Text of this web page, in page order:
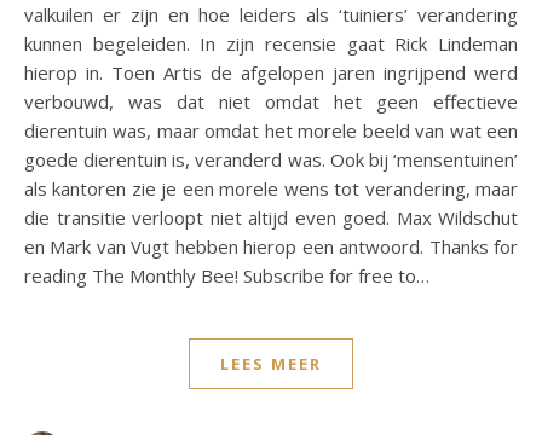
valkuilen er zijn en hoe leiders als ‘tuiniers’ verandering
kunnen begeleiden. In zijn recensie gaat Rick Lindeman
hierop in. Toen Artis de afgelopen jaren ingrijpend werd
verbouwd, was dat niet omdat het geen effectieve
dierentuin was, maar omdat het morele beeld van wat een
goede dierentuin is, veranderd was. Ook bij ‘mensentuinen’
als kantoren zie je een morele wens tot verandering, maar
die transitie verloopt niet altijd even goed. Max Wildschut
en Mark van Vugt hebben hierop een antwoord. Thanks for
reading The Monthly Bee! Subscribe for free to…
LEES MEER